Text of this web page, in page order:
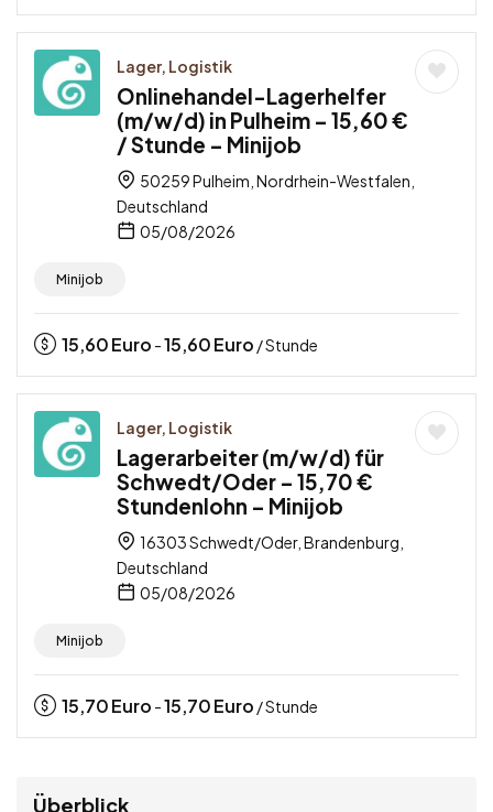
Lager, Logistik
Onlinehandel-Lagerhelfer
(m/w/d) in Pulheim – 15,60 €
/ Stunde – Minijob
50259 Pulheim, Nordrhein-Westfalen,
Deutschland
05/08/2026
Minijob
15,60Euro -15,60Euro / Stunde
Lager, Logistik
Lagerarbeiter (m/w/d) für
Schwedt/Oder – 15,70 €
Stundenlohn – Minijob
16303 Schwedt/Oder, Brandenburg,
Deutschland
05/08/2026
Minijob
15,70Euro -15,70Euro / Stunde
Überblick